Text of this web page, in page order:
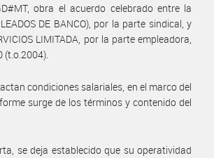
obra el acuerdo celebrado entre la
DE BANCO), por la parte sindical, y
LIMITADA, por la parte empleadora,
(t.o.2004).
condiciones salariales, en el marco del
surge de los términos y contenido del
se deja establecido que su operatividad